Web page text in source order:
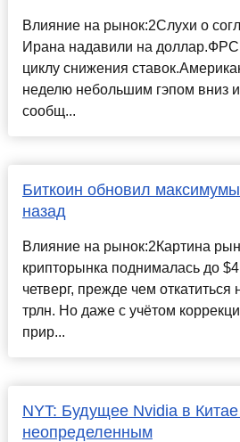
Влияние на рынок:2Слухи о
Ирана надавили на доллар.ФРС
циклу снижения
неделю небольшим гэпом вниз и
сообщ...
Биткоин обновил
назад
Влияние на рынок:2Картина
крипторынка поднималась до
четверг, прежде чем
трлн. Но даже с учётом
прир...
NYT: Будущее Nvidia в
неопределенным